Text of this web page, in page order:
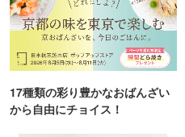
17種類の彩り豊かなおばんざい
から自由にチョイス！